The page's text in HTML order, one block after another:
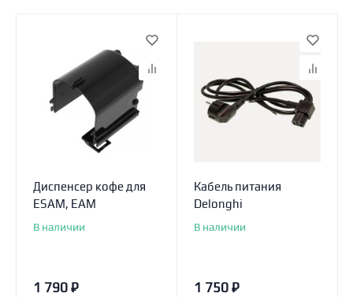
Диспенсер кофе для
ESAM, EAM
В наличии
1 790 ₽
Кабель питания
Delonghi
В наличии
1 750 ₽